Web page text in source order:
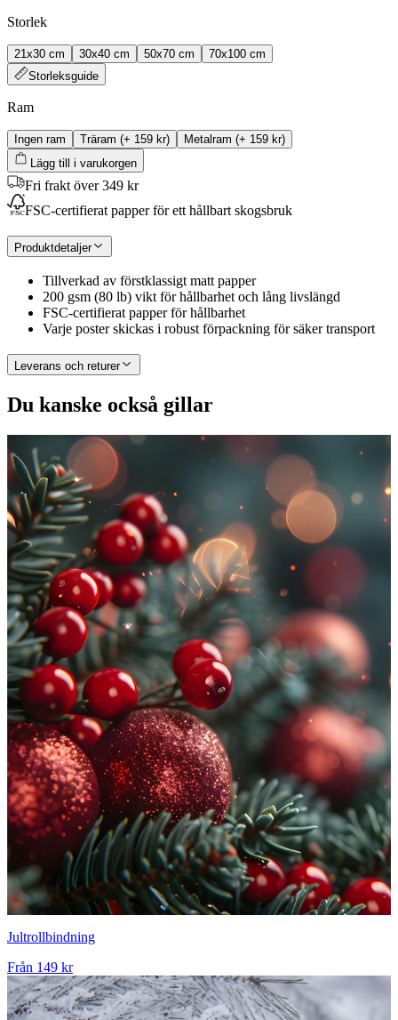
Storlek
21x30 cm 30x40 cm 50x70 cm
70x100 cm
Storleksguide
Ram
Ingen ram Träram (+ 159 kr) Metalram (+ 159 kr)
Lägg till i varukorgen
Fri frakt över 349 kr
FSC-certifierat papper för ett hållbart skogsbruk
Produktdetaljer
Tillverkad av förstklassigt matt papper
200 gsm (80 lb) vikt för hållbarhet och lång livslängd
FSC-certifierat papper för hållbarhet
Varje poster skickas i robust förpackning för säker transport
Leverans och returer
Du kanske också gillar
Jultrollbindning
Från 149 kr